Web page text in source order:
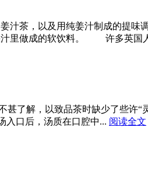
汁茶，以及用纯姜汁制成的提
里做成的软饮料。 许多英国
解，以致品茶时缺少了些许
口后，汤质在口腔中... 阅读全文